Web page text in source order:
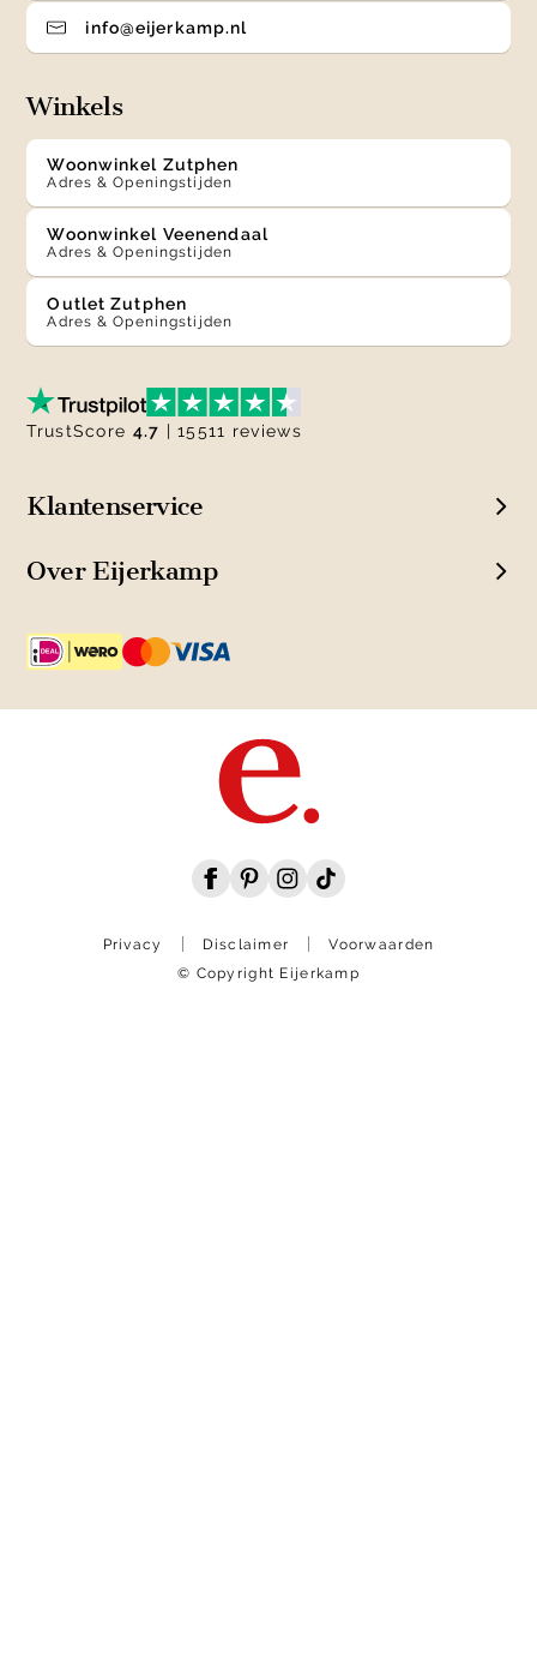
info@eijerkamp.nl
Winkels
Woonwinkel Zutphen
Adres & Openingstijden
Woonwinkel Veenendaal
Adres & Openingstijden
Outlet Zutphen
Adres & Openingstijden
Klantenservice
Over Eijerkamp
TrustScore 4.7 | 15511 reviews
Privacy Disclaimer
Voorwaarden
© Copyright Eijerkamp